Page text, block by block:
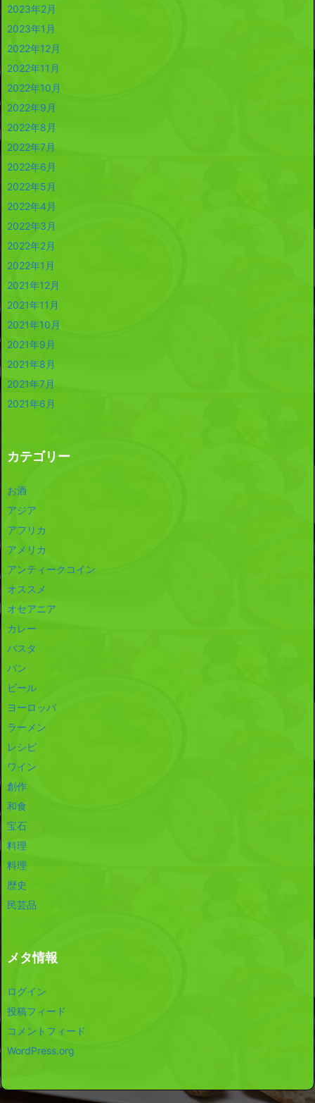
2023年2月
2023年1月
2022年12月
2022年11月
2022年10月
2022年9月
2022年8月
2022年7月
2022年6月
2022年5月
2022年4月
2022年3月
2022年2月
2022年1月
2021年12月
2021年11月
2021年10月
2021年9月
2021年8月
2021年7月
2021年6月
カテゴリー
お酒
アジア
アフリカ
アメリカ
アンティークコイン
オススメ
オセアニア
カレー
パスタ
パン
ビール
ヨーロッパ
ラーメン
レシピ
ワイン
創作
和食
宝石
料理
料理
歴史
民芸品
メタ情報
ログイン
投稿フィード
コメントフィード
WordPress.org